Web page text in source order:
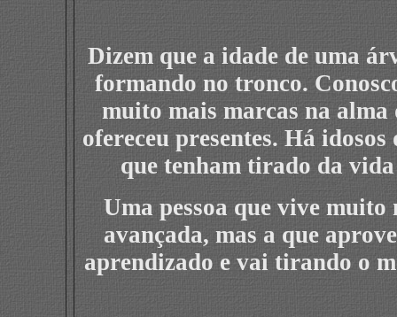
Dizem que a idade de uma
formando no tronco.
muito mais marcas na
ofereceu presentes. Há
que tenham tirado da vida
Uma pessoa que vive muito
avançada, mas a que
aprendizado e vai tirando o